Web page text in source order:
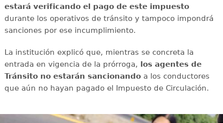
estará verificando el pago de este impuesto
durante los operativos de tránsito y tampoco impondrá
sanciones por ese incumplimiento.
La institución explicó que, mientras se concreta la
entrada en vigencia de la prórroga, los agentes de
Tránsito no estarán sancionandoa los conductores
que aún no hayan pagado el Impuesto de Circulación.